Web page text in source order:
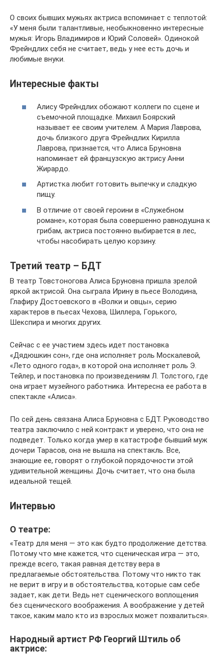
О своих бывших мужьях актриса вспоминает с теплотой:
«У меня были талантливые, необыкновенно интересные
мужья: Игорь Владимиров и Юрий Соловей». Одинокой
Фрейндлих себя не считает, ведь у нее есть дочь и
любимые внуки.
Интересные факты
Алису Фрейндлих обожают коллеги по сцене и
съемочной площадке. Михаил Боярский
называет ее своим учителем. А Мария Лаврова,
дочь близкого друга Фрейндлих Кирилла
Лаврова, признается, что Алиса Бруновна
напоминает ей французскую актрису Анни
Жирардо.
Артистка любит готовить выпечку и сладкую
пищу.
В отличие от своей героини в «Служебном
романе», которая была совершенно равнодушна к
грибам, актриса постоянно выбирается в лес,
чтобы насобирать целую корзину.
Третий театр – БДТ
В театр Товстоногова Алиса Бруновна пришла зрелой
яркой актрисой. Она сыграла Ирину в пьесе Володина,
Глафиру Достоевского в «Волки и овцы», серию
характеров в пьесах Чехова, Шиллера, Горького,
Шекспира и многих других.
Сейчас с ее участием здесь идет постановка
«Дядюшкин сон», где она исполняет роль Москалевой,
«Лето одного года», в которой она исполняет роль Э.
Тейлер, и постановка по произведениям Л. Толстого, где
она играет музейного работника. Интересна ее работа в
спектакле «Алиса».
По сей день связана Алиса Бруновна с БДТ. Руководство
театра заключило с ней контракт и уверено, что она не
подведет. Только когда умер в катастрофе бывший муж
дочери Тарасов, она не вышла на спектакль. Все,
знающие ее, говорят о глубокой порядочности этой
удивительной женщины. Дочь считает, что она была
идеальной тещей.
Интервью
О театре:
«Театр для меня — это как будто продолжение детства.
Потому что мне кажется, что сценическая игра — это,
прежде всего, такая равная детству вера в
предлагаемые обстоятельства. Потому что никто так
не верит в игру и в обстоятельства, которые сам себе
задает, как дети. Ведь нет сценического воплощения
без сценического воображения. А воображение у детей
такое, каким мало кто из взрослых может похвалиться».
Народный артист РФ Георгий Штиль об
актрисе: